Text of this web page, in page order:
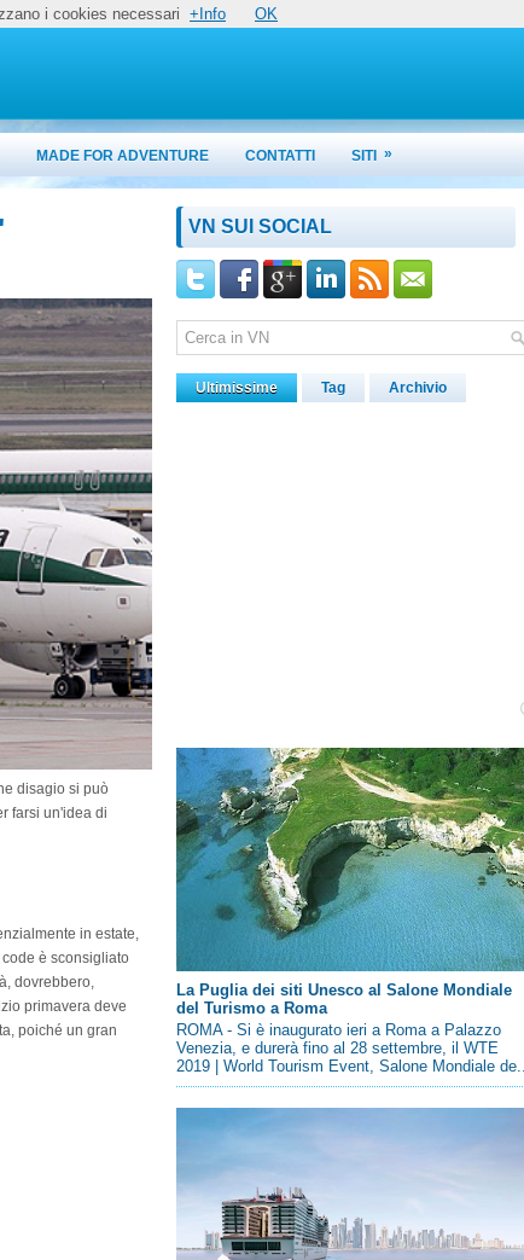
MADE FOR ADVENTURE CONTATTI SITI »
disagio si può
farsi un'idea di
in estate,
è sconsigliato
dovrebbero,
primavera deve
poiché un gran
VN SUI SOCIAL
Ultimissime Tag Archivio
La Puglia dei siti Unesco al Salone Mondiale
del Turismo a Roma
ROMA - Si è inaugurato ieri a Roma a Palazzo
Venezia, e durerà fino al 28 settembre, il WTE
2019 | World Tourism Event, Salone Mondiale de...
i cookies necessari +Info OK